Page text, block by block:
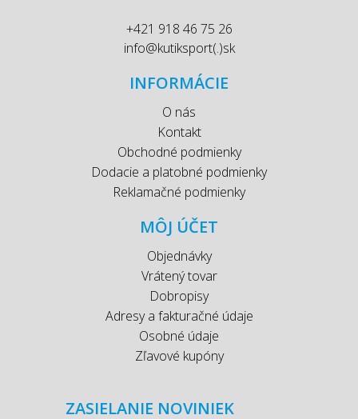
+421 918 46 75 26
info@kutiksport(.)sk
INFORMÁCIE
O nás
Kontakt
Obchodné podmienky
Dodacie a platobné podmienky
Reklamačné podmienky
MÔJ ÚČET
Objednávky
Vrátený tovar
Dobropisy
Adresy a fakturačné údaje
Osobné údaje
Zľavové kupóny
ZASIELANIE NOVINIEK